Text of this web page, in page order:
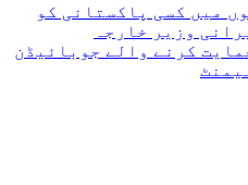
میں کسی پاکستانی کو
وزیر خارجہ
کرنے والے جوبائیڈن